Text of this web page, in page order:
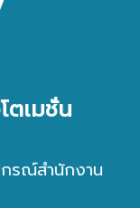
เมชั่น
กรณ์สำนักงาน